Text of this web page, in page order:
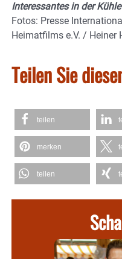
Interessantes in der
Fotos: Presse
Heimatfilms e.V. /
Teilen Sie
teilen
merken
teilen